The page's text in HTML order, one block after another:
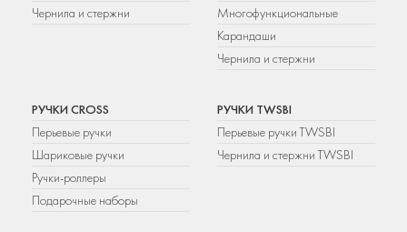
Чернила и стержни
Многофункциональные
Карандаши
Чернила и стержни
РУЧКИ CROSS
Перьевые ручки
Шариковые ручки
Ручки-роллеры
Подарочные наборы
РУЧКИ TWSBI
Перьевые ручки TWSBI
Чернила и стержни TWSBI